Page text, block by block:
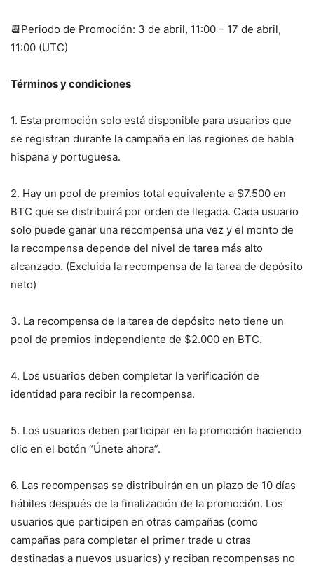
📆Periodo de Promoción: 3 de abril, 11:00 – 17 de abril,
11:00 (UTC)
Términos y condiciones
1. Esta promoción solo está disponible para usuarios que
se registran durante la campaña en las regiones de habla
hispana y portuguesa.
2. Hay un pool de premios total equivalente a $7.500 en
BTC que se distribuirá por orden de llegada. Cada usuario
solo puede ganar una recompensa una vez y el monto de
la recompensa depende del nivel de tarea más alto
alcanzado. (Excluida la recompensa de la tarea de depósito
neto)
3. La recompensa de la tarea de depósito neto tiene un
pool de premios independiente de $2.000 en BTC.
4. Los usuarios deben completar la verificación de
identidad para recibir la recompensa.
5. Los usuarios deben participar en la promoción haciendo
clic en el botón “Únete ahora”.
6. Las recompensas se distribuirán en un plazo de 10 días
hábiles después de la finalización de la promoción. Los
usuarios que participen en otras campañas (como
campañas para completar el primer trade u otras
destinadas a nuevos usuarios) y reciban recompensas no